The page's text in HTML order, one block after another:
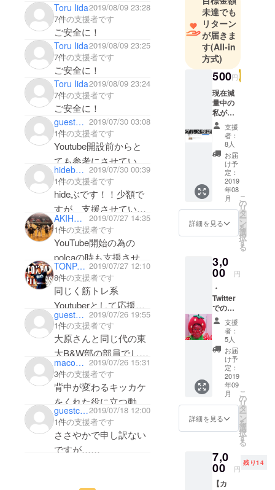
Toru Iida2019/08/09 23:28
7件の支援者です
ご安全に！
Toru Iida2019/08/09 23:25
7件の支援者です
ご安全に！
Toru Iida2019/08/09 23:24
7件の支援者です
ご安全に！
guest619fd64ed6 2019/07/30 03:08
1件の支援者です
Youtube開設前からと
ても参考にさせていた
だいているので、少額
ですが支援させていた
だきます。
頑張ってね。
hidebu358 2019/07/30 00:39
1件の支援者です
hideぶです！！少額で
すが、支援させていた
だきます！！
AKIHO ITO
2019/07/27 14:35
1件の支援者です
YouTube開始の為の
polcaの時も支援させて
いただきました。どう
ぞカレー費にお使いく
ださい。
一番好きな動画は低脳
茶碗蒸しです。
TONPAY FITNESS 2019/07/27 12:10
8件の支援者です
同じく筋トレ系
Youtuberとして応援し
ています！頑張ってく
ださい😄
guest3c345fc6ec 2019/07/26 19:55
1件の支援者です
大原さんと同じ代の東
大B&W部の部員でし
た。
学連ビルダーとして活
躍を心より応援してお
ります。私もトレーニ
ング頑張ります。
maco_lift 2019/07/26 15:31
3件の支援者です
背中が変わるキッカケ
をくれた役に立つ動画
ありがとうございま
す！
これからも動画配信続
guestc5a03097812019/07/18 12:00
1件の支援者です
ささやかで申し訳ない
ですが…
未達でも
リターン
が届きま
す(All-in
方式)
500円
現在減
量中の
私が有
り余る
食への
パワー
を注ぎ
込む予
定の
【グル
メ探
訪】と
いう
YOUTU
BEチャ
間、出
す動画
すべて
ののコ
メント
欄に支
援者と
してお
名前を
掲載し
ます。
※名前は
備考欄
は備考
欄に10
文字以
内でお
載がな
い場合
CAMPF
支援
者：
8人
お届
け予
定：
2019
年08
月
詳細を見る
こ
の
リ
タ
ー
ン
を
選
択
す
る
3,0
00 円
・
Twitter
でのツ
イー
ト、
YOUTU
BEのコ
メント
欄にて
支援者
として
名前を
公開 ※
名前は
備考欄
文字以
内でお
願いい
たしま
支援
者：
5人
お届
け予
定：
2019
年09
月
詳細を見る
こ
の
リ
タ
ー
ン
を
選
択
す
る
7,0
00 円
残り14
【カ